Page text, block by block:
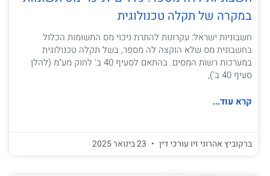
במקרה של תקלה טכנולוגית
חשבוניות ישראל: עקרונות להתרת ניכוי מס התשומות הכלול
בחשבונית מס שלא הוקצה לה מספר, בשל תקלה טכנולוגית
במערכות רשות המסים. בהתאם לסעיף 40 ב' לחוק מע"מ (להלן
סעיף 40 ב'),
קרא עוד...
ברקוביץ אהרוני זיו עורכי דין